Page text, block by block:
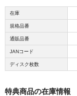
在庫
規格品番
通販品番
JANコード
ディスク枚数
特典商品の在庫情報